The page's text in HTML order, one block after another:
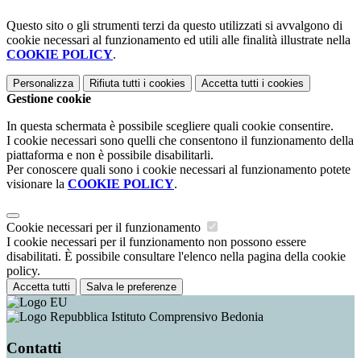
Questo sito o gli strumenti terzi da questo utilizzati si avvalgono di
cookie necessari al funzionamento ed utili alle finalità illustrate nella
COOKIE POLICY.
Personalizza Rifiuta tutti i cookies Accetta tutti i cookies
Gestione cookie
In questa schermata è possibile scegliere quali cookie consentire.
I cookie necessari sono quelli che consentono il funzionamento della
piattaforma e non è possibile disabilitarli.
Per conoscere quali sono i cookie necessari al funzionamento potete
visionare la COOKIE POLICY.
Cookie necessari per il funzionamento
I cookie necessari per il funzionamento non possono essere
disabilitati. È possibile consultare l'elenco nella pagina della cookie
policy.
Accetta tutti Salva le preferenze
Istituto Comprensivo Bedonia
Contatti